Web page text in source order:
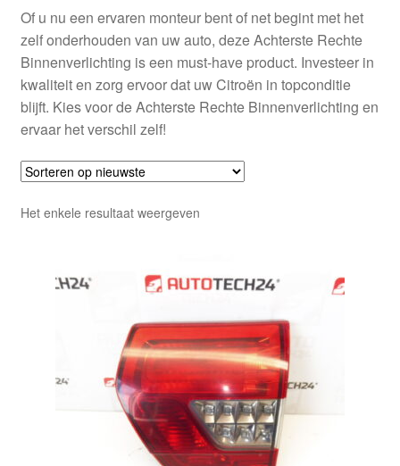
Winkelwagen
Of u nu een ervaren monteur bent of net begint met het
zelf onderhouden van uw auto, deze Achterste Rechte
Binnenverlichting is een must-have product. Investeer in
kwaliteit en zorg ervoor dat uw Citroën in topconditie
blijft. Kies voor de Achterste Rechte Binnenverlichting en
ervaar het verschil zelf!
Het enkele resultaat weergeven